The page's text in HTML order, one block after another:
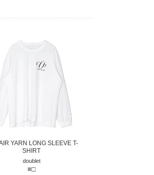
YARN LONG SLEEVE T-
SHIRT
doublet
■□